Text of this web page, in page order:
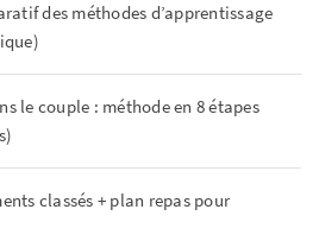
des méthodes d’apprentissage
le couple : méthode en 8 étapes
classés + plan repas pour